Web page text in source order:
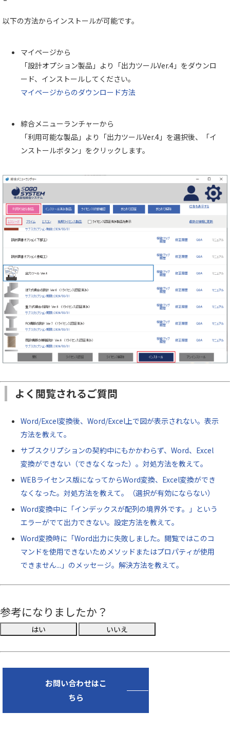
以下の方法からインストールが可能です。
マイページから
「設計オプション製品」より「出力ツールVer.4」をダウンロ
ード、インストールしてください。
マイページからのダウンロード方法
綜合メニューランチャーから
「利用可能な製品」より「出力ツールVer.4」を選択後、「イ
ンストールボタン」をクリックします。
よく閲覧されるご質問
Word/Excel変換後、Word/Excel上で図が表示されない。表示
方法を教えて。
サブスクリプションの契約中にもかかわらず、Word、Excel
変換ができない（できなくなった）。対処方法を教えて。
WEBライセンス版になってからWord変換、Excel変換ができ
なくなった。対処方法を教えて。（選択が有効にならない）
Word変換中に「インデックスが配列の境界外です。」という
エラーがでて出力できない。設定方法を教えて。
Word変換時に「Word出力に失敗しました。閲覧ではこのコ
マンドを使用できないためメソッドまたはプロパティが使用
できません...」のメッセージ。解決方法を教えて。
参考になりましたか？
お問い合わせはこ
ちら